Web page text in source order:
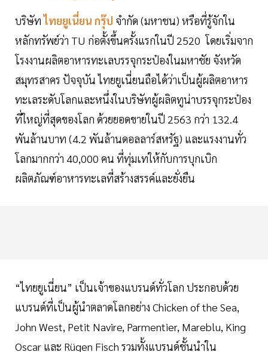
บริษัทไทยยูเนี่ยน กรุ๊ป จำกัด (มหาชน) หรือที่รู้จักใน
หลักทรัพย์ว่า TU ก่อตั้งขึ้นครั้งแรกในปี 2520 โดยเริ่มจาก
โรงงานผลิตอาหารทะเลบรรจุกระป๋องในมหาชัย จังหวัด
สมุทรสาคร ปัจจุบัน ไทยยูเนี่ยนถือได้ว่าเป็นผู้ผลิตอาหาร
ทะเลระดับโลกและหนึ่งในบริษัทผู้ผลิตทูน่าบรรจุกระป๋อง
ที่ใหญ่ที่สุดของโลก ด้วยยอดขายในปี 2563 กว่า 132.4
พันล้านบาท (4.2 พันล้านดอลลาร์สหรัฐ) และแรงงานทั่ว
โลกมากกว่า 40,000 คน ที่ทุ่มเทให้กับการบุกเบิก
ผลิตภัณฑ์อาหารทะเลที่สร้างสรรค์และยั่งยืน
“ไทยยูเนี่ยน” เป็นเจ้าของแบรนด์ทั่วโลก ประกอบด้วย
แบรนด์ที่เป็นผู้นำตลาดโลกอย่าง Chicken of the Sea,
John West, Petit Navire, Parmentier, Mareblu, King
Oscar และ Rügen Fisch รวมทั้งแบรนด์ชั้นนำใน